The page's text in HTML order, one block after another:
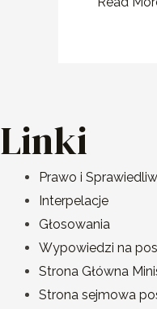
Linki
Prawo i
Interpelacje
Głosowania
Wypowiedzi na
Strona Główna
Strona sejmowa